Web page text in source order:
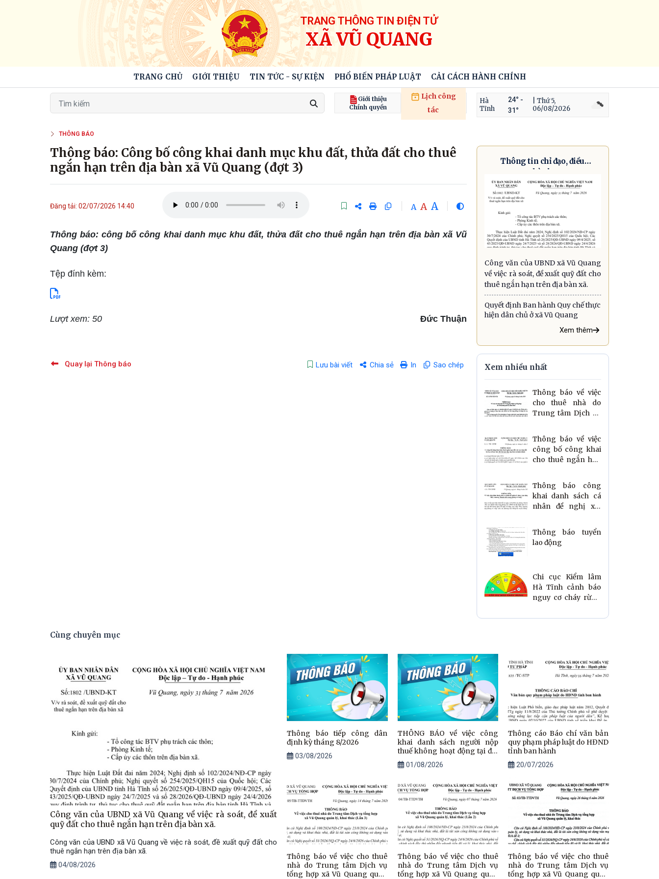
TRANG THÔNG TIN ĐIỆN TỬ
XÃ VŨ QUANG
TRANG CHỦ GIỚI THIỆU TIN TỨC - SỰ KIỆN PHỔ BIẾN PHÁP LUẬT CẢI CÁCH HÀNH CHÍNH
Giới thiệu
Chính quyền
Lịch công
tác
Hà
Tĩnh
24° -
31°
| Thứ 5,
06/08/2026
THÔNG BÁO
Thông báo: Công bố công khai danh mục khu đất, thửa đất cho thuê
ngắn hạn trên địa bàn xã Vũ Quang (đợt 3)
Đăng tải: 02/07/2026 14:40 A A A
Thông báo: công bố công khai danh mục khu đất, thửa đất cho thuê ngắn hạn trên địa bàn xã Vũ
Quang (đợt 3)
Tệp đính kèm:
Lượt xem: 50 Đức Thuận
Quay lại Thông báo Lưu bài viết Chia sẻ In Sao chép
Thông tin chỉ đạo, điều
hành
Công văn của UBND xã Vũ Quang
về việc rà soát, đề xuất quỹ đất cho
thuê ngắn hạn trên địa bàn xã.
Quyết định Ban hành Quy chế thực
hiện dân chủ ở xã Vũ Quang
Xem thêm
Xem nhiều nhất
Thông báo về việc
cho thuê nhà do
Trung tâm Dịch vụ
Quang quản lý, khai
thác
Thông báo về việc
công bố công khai
cho thuê ngắn hạn
trụ sở làm việc dôi
dư sau sắp xếp đơn
vị hành chính trên
địa bàn xã Vũ
Tĩnh
Thông báo công
khai danh sách cá
nhân đề nghị xét
"Huy chương
Thanh niên xung
phong vẻ vang"
Thông báo tuyển
lao động
Chi cục Kiểm lâm
Hà Tĩnh cảnh báo
nguy cơ cháy rừng
hiểm
Cùng chuyên mục
Công văn của UBND xã Vũ Quang về việc rà soát, đề xuất
quỹ đất cho thuê ngắn hạn trên địa bàn xã.
Công văn của UBND xã Vũ Quang về việc rà soát, đề xuất quỹ đất cho
thuê ngắn hạn trên địa bàn xã.
04/08/2026
Thông báo tiếp công dân
định kỳ tháng 8/2026
03/08/2026
THÔNG BÁO về việc công
khai danh sách người nộp
thuế không hoạt động tại địa
chỉ đã đăng ký; người nộp
thuế ngừng hoạt động
tục chấm dứt hiệu lực mã số
thuế trên địa bàn xã Vũ
01/08/2026
Thông cáo Báo chí văn bản
quy phạm pháp luật do HĐND
tỉnh ban hành
20/07/2026
Thông báo về việc cho thuê
nhà do Trung tâm Dịch vụ
tổng hợp xã Vũ Quang quản
Thông báo về việc cho thuê
nhà do Trung tâm Dịch vụ
tổng hợp xã Vũ Quang quản
Thông báo về việc cho thuê
nhà do Trung tâm Dịch vụ
tổng hợp xã Vũ Quang quản